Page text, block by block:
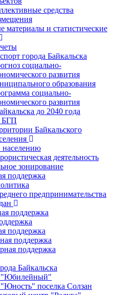
средства
материалы и статистические
города Байкальска
социально-
развития
образования
социально-
развития
до 2040 года
БГП
Байкальского
населению
деятельность
зонирование
поддержка
предпринимательства
поддержка
поддержка
поддержка
поддержка
Байкальска
"Юбилейный"
поселка Солзан